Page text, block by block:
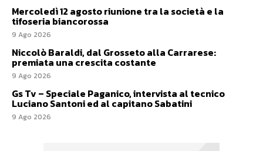
Mercoledì 12 agosto riunione tra la società e la
tifoseria biancorossa
9 Ago 2026
Niccolò Baraldi, dal Grosseto alla Carrarese:
premiata una crescita costante
9 Ago 2026
Gs Tv – Speciale Paganico, intervista al tecnico
Luciano Santoni ed al capitano Sabatini
9 Ago 2026